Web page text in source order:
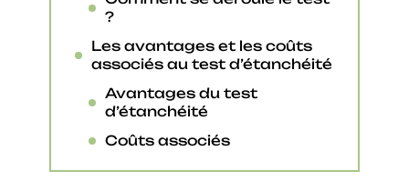
?
Les avantages et les coûts
associés au test d’étanchéité
Avantages du test
d’étanchéité
Coûts associés